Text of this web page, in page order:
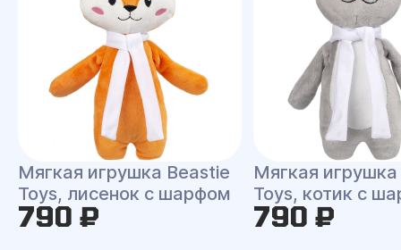
Мягкая игрушка Beastie
Toys, лисенок с шарфом
790 ₽
Мягкая
Toys, котик с
790 ₽